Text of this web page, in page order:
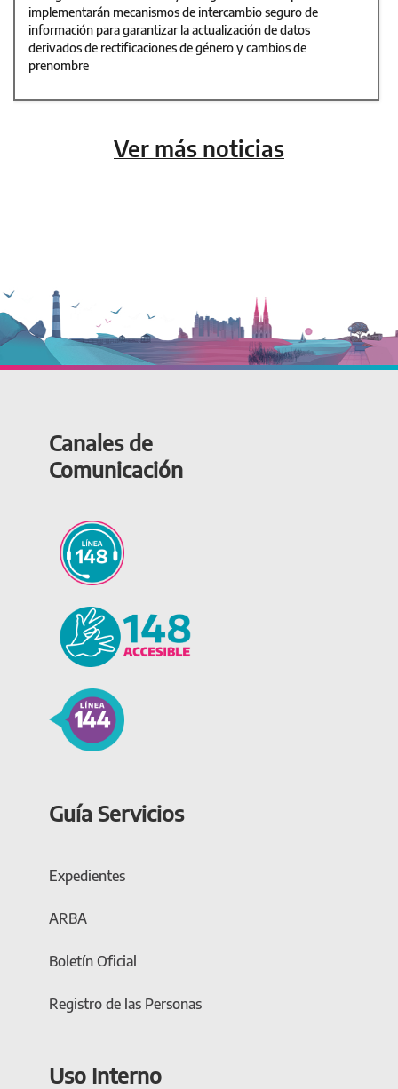
implementarán mecanismos de intercambio seguro de
información para garantizar la actualización de datos
derivados de rectificaciones de género y cambios de
prenombre
Ver más noticias
Canales de
Comunicación
Guía Servicios
Expedientes
ARBA
Boletín Oficial
Registro de las Personas
Uso Interno